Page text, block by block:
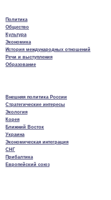
Политика
Общество
Культура
Экономика
История международных отношений
Речи и выступления
Образование
Внешняя политика России
Стратегические интересы
Экология
Корея
Ближний Восток
Украина
Экономическая интеграция
СНГ
Прибалтика
Европейский союз